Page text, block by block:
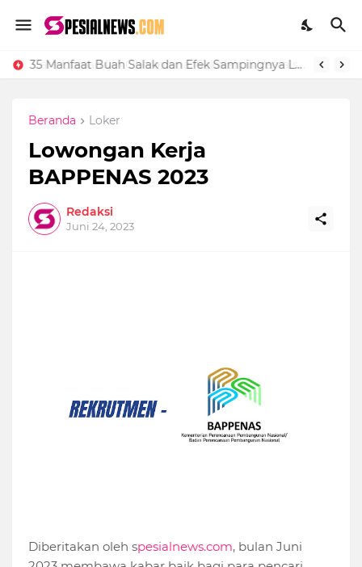
35 Manfaat Buah Salak dan Efek Sampingnya Lengkap
Cara Upload Ijin Operasional Sekolah di Vervalsp Secara Online
Beranda Loker
Lowongan Kerja
BAPPENAS 2023
Redaksi
Juni 24, 2023
Diberitakan oleh spesialnews.com, bulan Juni